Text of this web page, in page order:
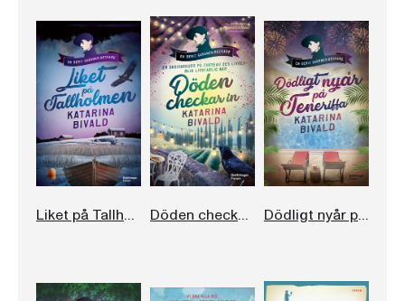
Liket på Tallholmen Döden checkar in Dödligt nyår på Teneriffa